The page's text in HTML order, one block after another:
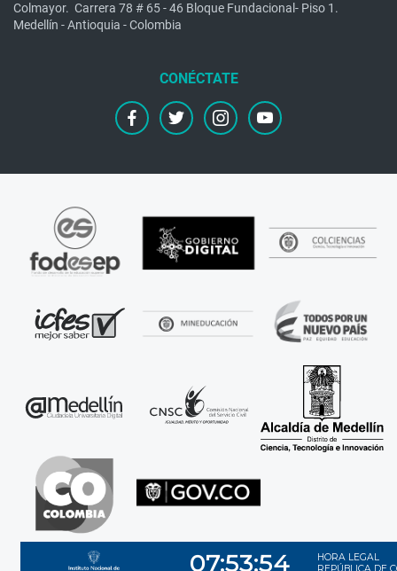
Colmayor. Carrera 78 # 65 - 46 Bloque Fundacional- Piso 1.
Medellín - Antioquia - Colombia